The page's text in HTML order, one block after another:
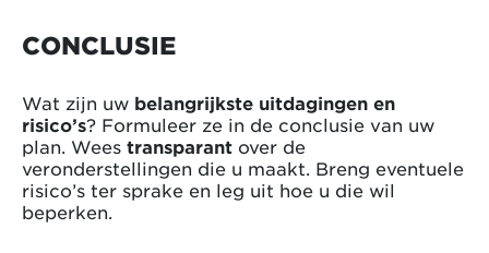
CONCLUSIE
Wat zijn uw belangrijkste uitdagingen en
risico’s? Formuleer ze in de conclusie van uw
plan. Wees transparant over de
veronderstellingen die u maakt. Breng eventuele
risico’s ter sprake en leg uit hoe u die wil
beperken.